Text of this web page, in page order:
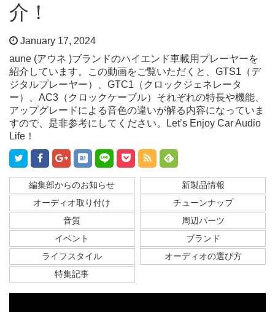
介！
January 17, 2024
aune (アウネ )ブランドのハイエンド車載用プレーヤーを
紹介しています。この動画をご覧いただくと、GTS1（デ
ジタルプレーヤー）、GTC1（クロックジェネレータ
ー）、AC3（クロックケーブル）それぞれの特長や機能、
アップグレードによる音色の違いが解る内容になっていま
すので、是非参考にしてください。Let’s Enjoy Car Audio
Life！
編集部からのお知らせ
新製品情報
オーディオ取り付け
チューンナップ
音質
周辺パーツ
イベント
ブランド
ライフスタイル
オーディオの選び方
特集記事